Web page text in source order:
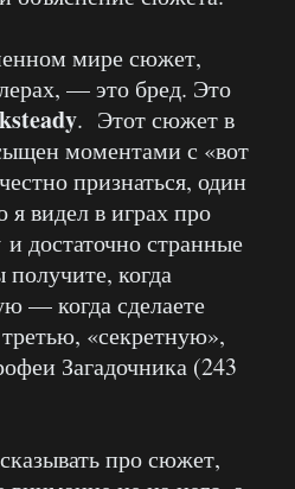
мире сюжет,
— это бред. Это
. Этот сюжет в
моментами с «вот
признаться, один
видел в играх про
достаточно странные
когда
— когда сделаете
«секретную»,
Загадочника (243
про сюжет,